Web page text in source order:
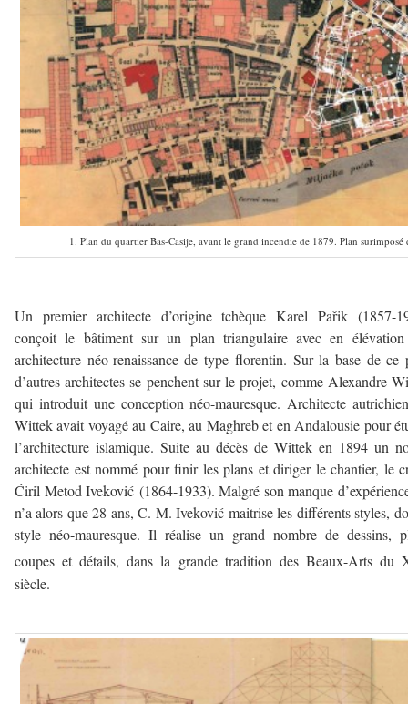
1. Plan du quartier Bas-Casije, avant le grand incendie de 1879. Plan
Un premier architecte d’origine tchèque Karel Pařik (1857-
conçoit le bâtiment sur un plan triangulaire avec en
architecture néo-renaissance de type florentin. Sur la base de ce
d’autres architectes se penchent sur le projet, comme Alexandre
qui introduit une conception néo-mauresque. Architecte
Wittek avait voyagé au Caire, au Maghreb et en Andalousie pour
l’architecture islamique. Suite au décès de Wittek en 1894 un
architecte est nommé pour finir les plans et diriger le chantier, le
Ćiril Metod Iveković (1864-1933). Malgré son manque
n’a alors que 28 ans, C. M. Iveković maitrise les différents styles,
style néo-mauresque. Il réalise un grand nombre de dessins,
coupes et détails, dans la grande tradition des Beaux-Arts du
siècle.